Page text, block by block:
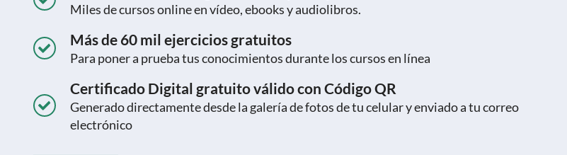
Miles de cursos online en vídeo, ebooks y audiolibros.
Más de 60 mil ejercicios gratuitos
Para poner a prueba tus conocimientos durante los cursos en línea
Certificado Digital gratuito válido con Código QR
Generado directamente desde la galería de fotos de tu celular y enviado a tu correo
electrónico